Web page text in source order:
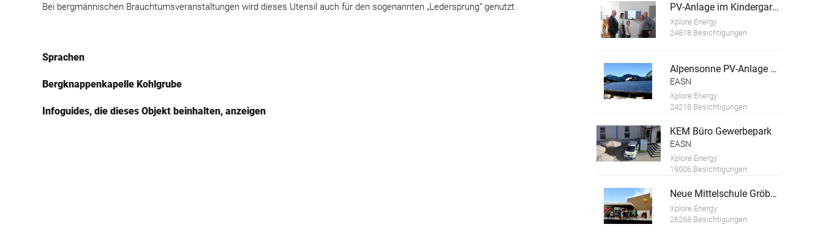
Bei bergmännischen Brauchtumsveranstaltungen wird dieses Utensil auch für den sogenannten „Ledersprung“ genutzt.
Sprachen
Bergknappenkapelle Kohlgrube
Infoguides, die dieses Objekt beinhalten, anzeigen
PV-Anlage im Kindergarten Bad Wimsbach-Neydharting
Xplore Energy
24818 Besichtigungen
Alpensonne PV-Anlage Niederöblarn
EASN
Xplore Energy
24218 Besichtigungen
KEM Büro Gewerbepark
EASN
Xplore Energy
19006 Besichtigungen
Neue Mittelschule Gröbming
Xplore Energy
26268 Besichtigungen